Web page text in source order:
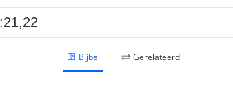
Bijbel Gerelateerd